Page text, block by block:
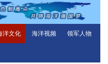
洋文化 海洋视频 领军人物